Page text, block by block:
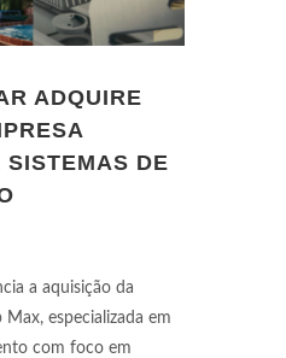
ADQUIRE
SISTEMAS DE
a aquisição da
Max, especializada em
com foco em